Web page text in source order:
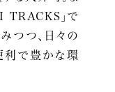
TRACKS」で
つつ、
日々の
利で豊かな環